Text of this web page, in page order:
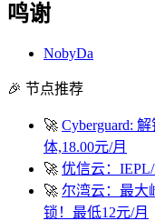
鸣谢
NobyDa
🎉 节点推荐
🚀 Cyberguard:
体,18.00元/月
🚀 优信云：
🚀 尔湾云：最大
锁！最低12元/月